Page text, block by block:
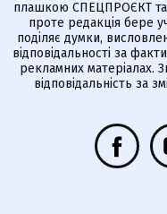
плашкою СПЕЦПРОЄКТ
проте редакція бере
поділяє думки,
відповідальності за
рекламних матеріалах.
відповідальність за